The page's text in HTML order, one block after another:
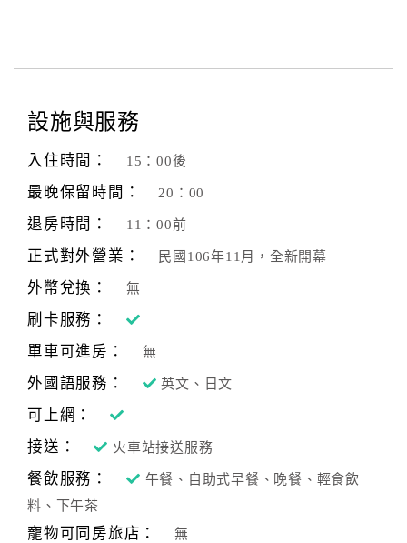
設施與服務
入住時間： 15：00後
最晚保留時間： 20：00
退房時間： 11：00前
正式對外營業： 民國106年11月，全新開幕
外幣兌換： 無
刷卡服務：
單車可進房：
無
外國語服務： 英文、日文
可上網：
接送：
火車站接送服務
餐飲服務：
午餐、自助式早餐、晚餐、輕食飲
料、下午茶
寵物可同房旅店： 無